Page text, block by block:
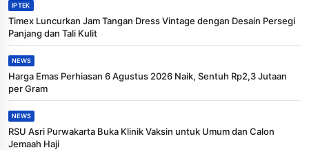
IPTEK
Timex Luncurkan Jam Tangan Dress Vintage dengan Desain Persegi
Panjang dan Tali Kulit
NEWS
Harga Emas Perhiasan 6 Agustus 2026 Naik, Sentuh Rp2,3 Jutaan
per Gram
NEWS
RSU Asri Purwakarta Buka Klinik Vaksin untuk Umum dan Calon
Jemaah Haji